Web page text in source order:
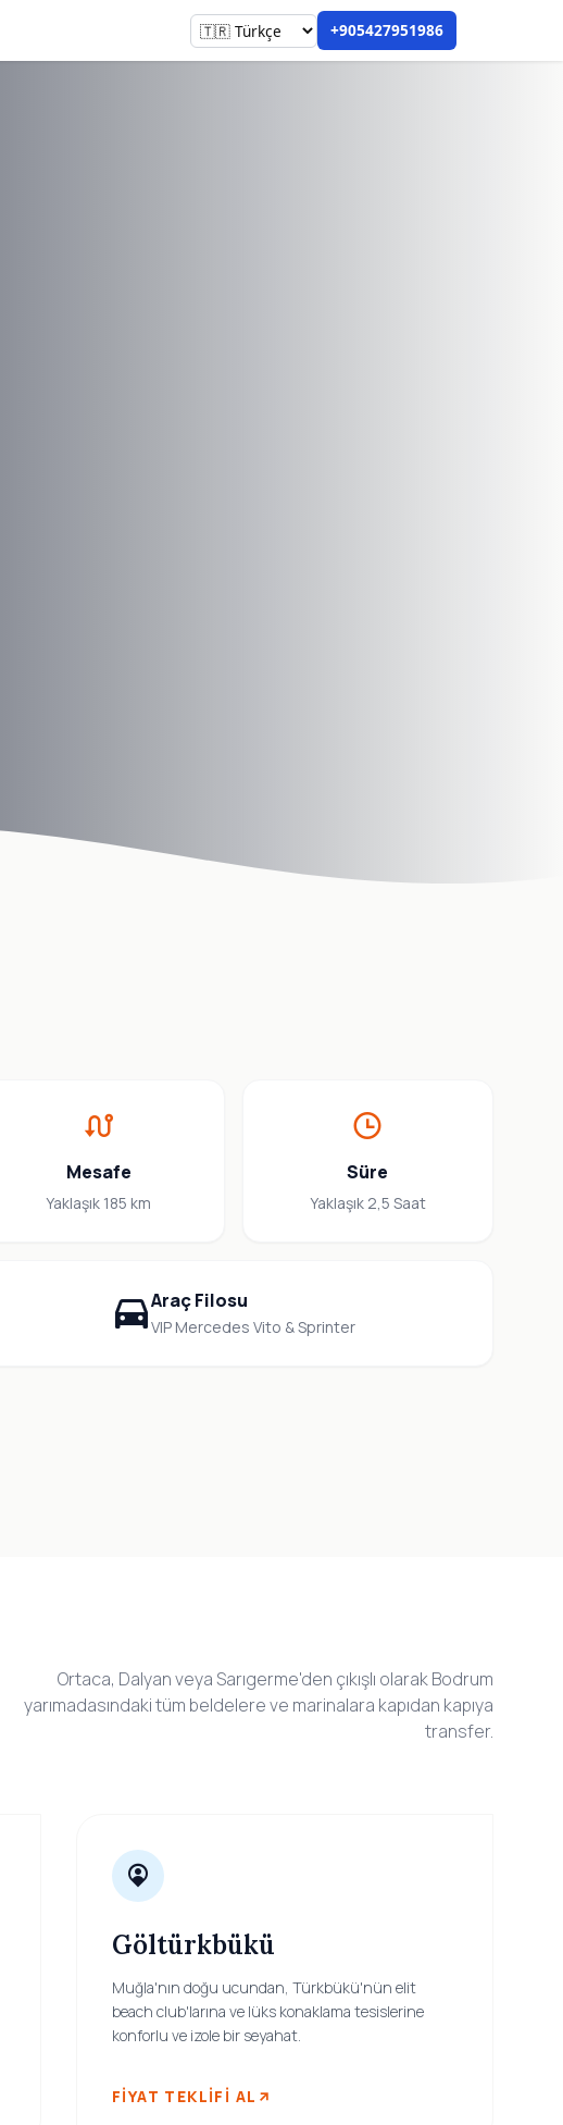
+905427951986
Mesafe
Yaklaşık 185 km
Süre
Yaklaşık 2,5 Saat
Araç Filosu
VIP Mercedes Vito & Sprinter
Ortaca, Dalyan veya Sarıgerme'den çıkışlı olarak Bodrum
yarımadasındaki tüm beldelere ve marinalara kapıdan kapıya
transfer.
Göltürkbükü
Muğla'nın doğu ucundan, Türkbükü'nün elit
beach club'larına ve lüks konaklama tesislerine
konforlu ve izole bir seyahat.
FIYAT TEKLIFI AL